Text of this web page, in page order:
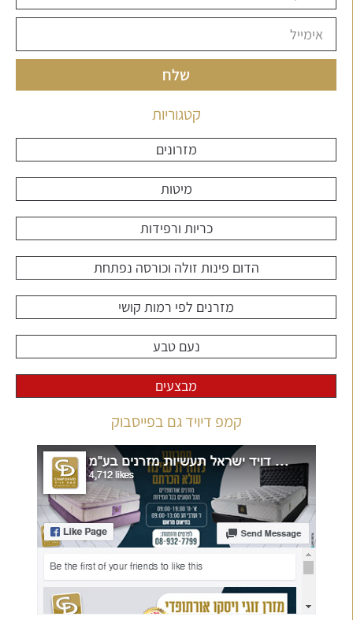
שלח
קטגוריות
מזרונים
מיטות
כריות ורפידות
הדום פינות זולה וכורסה נפתחת
מזרנים לפי רמות קושי
נעם טבע
מבצעים
קמפ דיויד גם בפייסבוק